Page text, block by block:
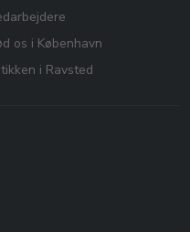
os i København
i Ravsted